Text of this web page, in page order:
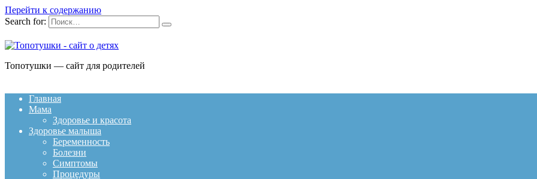
Перейти к содержанию
Search for:
Топотушки — сайт для родителей
Главная
Мама
Здоровье и красота
Здоровье малыша
Беременность
Болезни
Симптомы
Процедуры